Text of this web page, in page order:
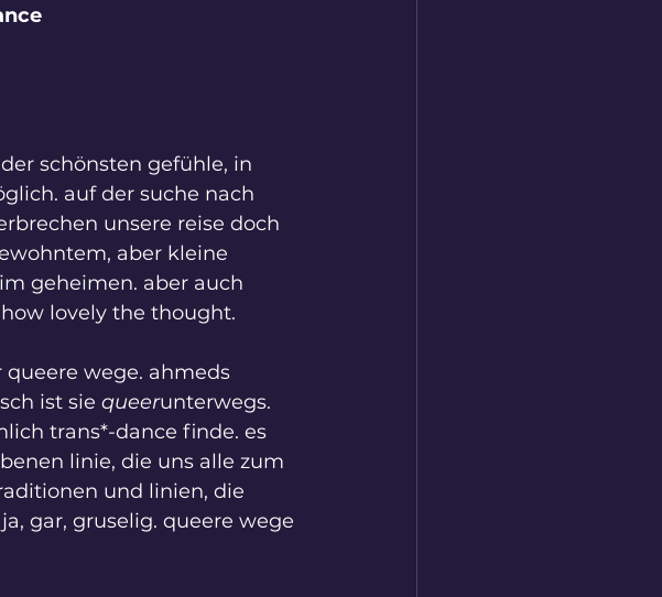
schönsten gefühle, in
auf der suche nach
unsere reise doch
aber kleine
geheimen. aber auch
lovely the thought.
wege. ahmeds
ist sie queerunterwegs.
trans*-dance finde. es
linie, die uns alle zum
und linien, die
gar, gruselig. queere wege